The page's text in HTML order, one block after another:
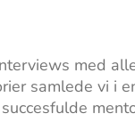
med
samlede vi i